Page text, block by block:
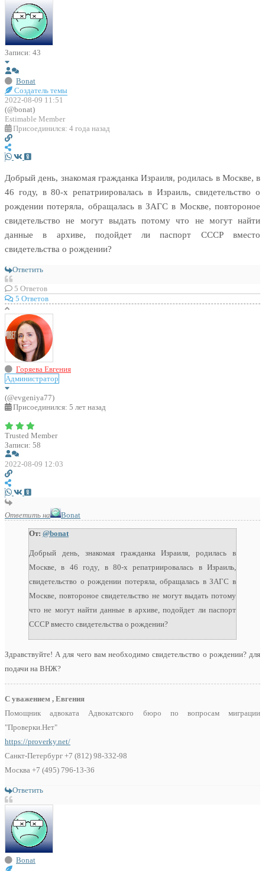
Записи: 43
Bonat
Создатель темы
2022-08-09 11:51
(@bonat)
Estimable Member
Присоединился: 4 года назад
Добрый день, знакомая гражданка Израиля, родилась в Москве, в
46 году, в 80-х репатриировалась в Израиль, свидетельство о
рождении потеряла, обращалась в ЗАГС в Москве, повтороное
свидетельство не могут выдать потому что не могут найти
данные в архиве, подойдет ли паспорт СССР вместо
свидетельства о рождении?
Ответить
5 Ответов
5 Ответов
Горяева Евгения
Администратор
(@evgeniya77)
Присоединился: 5 лет назад
Trusted Member
Записи: 58
2022-08-09 12:03
Ответить на Bonat
От: @bonat
Добрый день, знакомая гражданка Израиля, родилась в
Москве, в 46 году, в 80-х репатриировалась в Израиль,
свидетельство о рождении потеряла, обращалась в ЗАГС в
Москве, повтороное свидетельство не могут выдать потому
что не могут найти данные в архиве, подойдет ли паспорт
СССР вместо свидетельства о рождении?
Здравствуйте! А для чего вам необходимо свидетельство о рождении? для
подачи на ВНЖ?
С уважением , Евгения
Помощник адвоката Адвокатского бюро по вопросам миграции
"Проверки.Нет"
https://proverky.net/
Санкт-Петербург +7 (812) 98-332-98
Москва +7 (495) 796-13-36
Ответить
Bonat